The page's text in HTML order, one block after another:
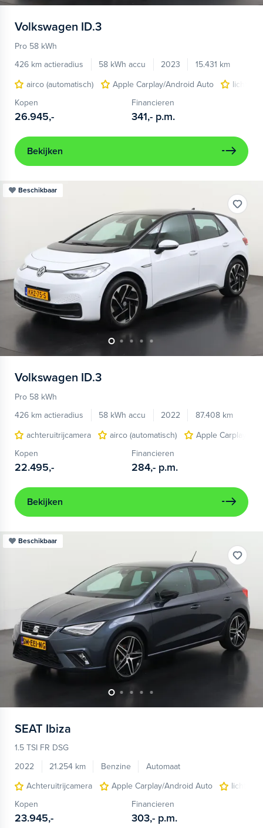
Volkswagen ID.3
Pro 58 kWh
426 km actieradius
58 kWh accu 2023
15.431 km
airco (automatisch)
Apple Carplay/Android Auto
Kopen
26.945,-
Financieren
341,- p.m.
Bekijken
Beschikbaar
Volkswagen ID.3
Pro 58 kWh
426 km actieradius
58 kWh accu 2022
87.408 km
achteruitrijcamera
airco (automatisch)
Apple Carplay/
Kopen
22.495,-
Financieren
284,- p.m.
Bekijken
Beschikbaar
SEAT Ibiza
1.5 TSI FR DSG
2022
21.254 km Benzine
Automaat
Achteruitrijcamera
Apple Carplay/Android Auto
Kopen
23.945,-
Financieren
303,- p.m.